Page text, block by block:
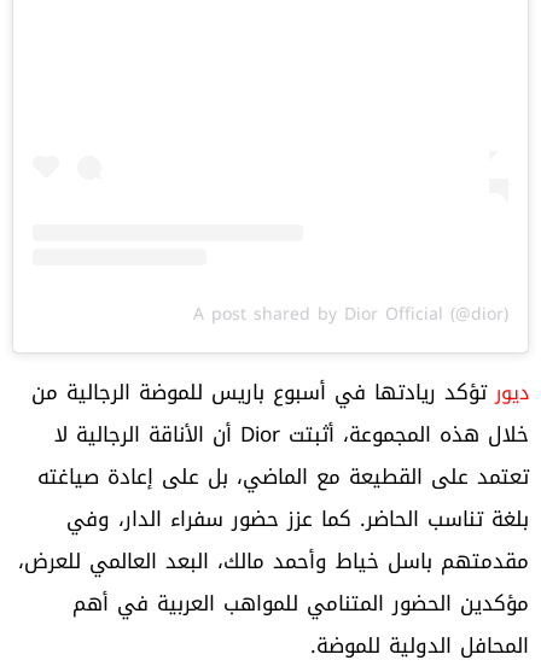
A post shared by Dior Official (@dior)
ديورتؤكد ريادتها في أسبوع باريس للموضة الرجالية من
خلال هذه المجموعة، أثبتت Dior أن الأناقة الرجالية لا
تعتمد على القطيعة مع الماضي، بل على إعادة صياغته
بلغة تناسب الحاضر. كما عزز حضور سفراء الدار، وفي
مقدمتهم باسل خياط وأحمد مالك، البعد العالمي للعرض،
مؤكدين الحضور المتنامي للمواهب العربية في أهم
المحافل الدولية للموضة.